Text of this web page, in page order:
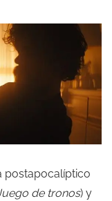
postapocalíptico
de tronos) y